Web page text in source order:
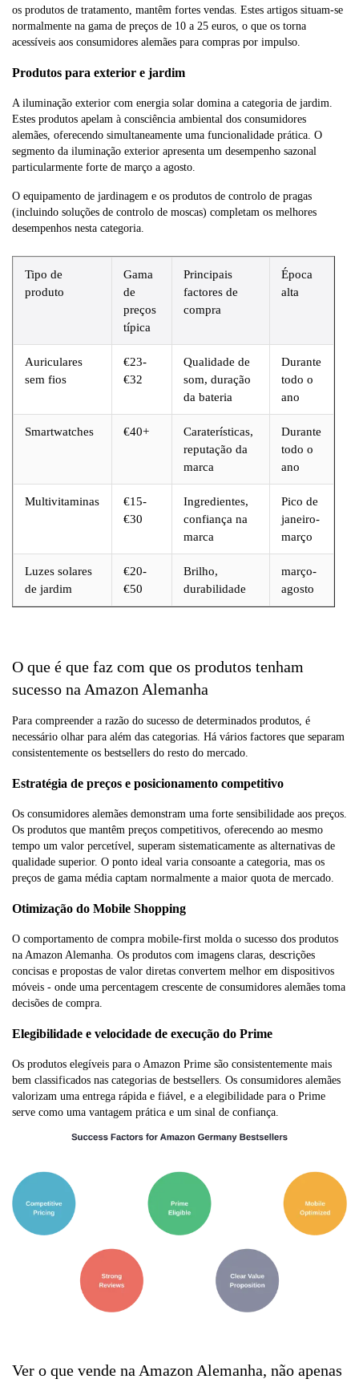
os produtos de tratamento, mantêm fortes vendas. Estes artigos situam-se
normalmente na gama de preços de 10 a 25 euros, o que os torna
acessíveis aos consumidores alemães para compras por impulso.
Produtos para exterior e jardim
A iluminação exterior com energia solar domina a categoria de jardim.
Estes produtos apelam à consciência ambiental dos consumidores
alemães, oferecendo simultaneamente uma funcionalidade prática. O
segmento da iluminação exterior apresenta um desempenho sazonal
particularmente forte de março a agosto.
O equipamento de jardinagem e os produtos de controlo de pragas
(incluindo soluções de controlo de moscas) completam os melhores
desempenhos nesta categoria.
Tipo de
produto
Gama
de
preços
típica
Principais
factores de
compra
Época
alta
Auriculares
sem fios
€23-
€32
Qualidade de
som, duração
da bateria
Durante
todo o
ano
Smartwatches €40+
Caraterísticas,
reputação da
marca
Durante
todo o
ano
Multivitaminas
€15-
€30
Ingredientes,
confiança na
marca
Pico de
janeiro-
março
Luzes solares
de jardim
€20-
€50
Brilho,
durabilidade
março-
agosto
O que é que faz com que os produtos tenham
sucesso na Amazon Alemanha
Para compreender a razão do sucesso de determinados produtos, é
necessário olhar para além das categorias. Há vários factores que separam
consistentemente os bestsellers do resto do mercado.
Estratégia de preços e posicionamento competitivo
Os consumidores alemães demonstram uma forte sensibilidade aos preços.
Os produtos que mantêm preços competitivos, oferecendo ao mesmo
tempo um valor percetível, superam sistematicamente as alternativas de
qualidade superior. O ponto ideal varia consoante a categoria, mas os
preços de gama média captam normalmente a maior quota de mercado.
Otimização do Mobile Shopping
O comportamento de compra mobile-first molda o sucesso dos produtos
na Amazon Alemanha. Os produtos com imagens claras, descrições
concisas e propostas de valor diretas convertem melhor em dispositivos
móveis - onde uma percentagem crescente de consumidores alemães toma
decisões de compra.
Elegibilidade e velocidade de execução do Prime
Os produtos elegíveis para o Amazon Prime são consistentemente mais
bem classificados nas categorias de bestsellers. Os consumidores alemães
valorizam uma entrega rápida e fiável, e a elegibilidade para o Prime
serve como uma vantagem prática e um sinal de confiança.
Ver o que vende na Amazon Alemanha, não apenas